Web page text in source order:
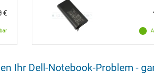
€
Ihr Dell-Notebook-Problem -